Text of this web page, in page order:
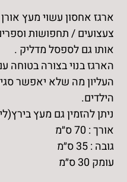
צעצועים
ארגז אחסון עשוי מעץ
צעצועים / תחפושות
אותו גם לספסל מדליק .
הארגז בנוי בצורה
העליון מה שלא יאפשר
הילדים.
ניתן להזמין גם מעץ
אורך : 70 ס״מ
גובה : 35 ס״מ
עומק 30 ס״מ